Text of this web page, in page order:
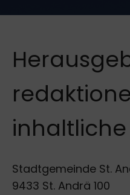
Stadtgemeinde St.
9433 St. Andrä 100